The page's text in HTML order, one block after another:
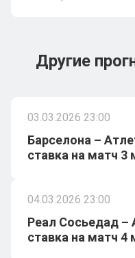
Другие
03.03.2026 23:00
Барселона –
ставка на матч 3
04.03.2026 23:00
Реал Сосьедад –
ставка на матч 4